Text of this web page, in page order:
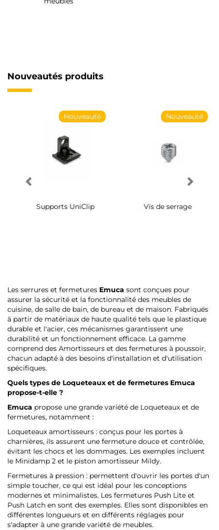
Nouveautés produits
Nouveauté
Supports UniClip
Nouveauté
Vis de serrage
Les serrures et fermetures Emuca sont conçues pour
assurer la sécurité et la fonctionnalité des meubles de
cuisine, de salle de bain, de bureau et de maison. Fabriqués
à partir de matériaux de haute qualité tels que le plastique
durable et l'acier, ces mécanismes garantissent une
durabilité et un fonctionnement efficace. La gamme
comprend des Amortisseurs et des fermetures à poussoir,
chacun adapté à des besoins d'installation et d'utilisation
spécifiques.
Quels types de Loqueteaux et de fermetures Emuca
propose-t-elle ?
Emuca propose une grande variété de Loqueteaux et de
fermetures, notamment :
Loqueteaux amortisseurs : conçus pour les portes à
charnières, ils assurent une fermeture douce et contrôlée,
évitant les chocs et les dommages. Les exemples incluent
le Minidamp 2 et le piston amortisseur Mildy.
Fermetures à pression : permettent d'ouvrir les portes d'un
simple toucher, ce qui est idéal pour les conceptions
modernes et minimalistes. Les fermetures Push Lite et
Push Latch en sont des exemples. Elles sont disponibles en
différentes longueurs et en différents réglages pour
s'adapter à une grande variété de meubles.